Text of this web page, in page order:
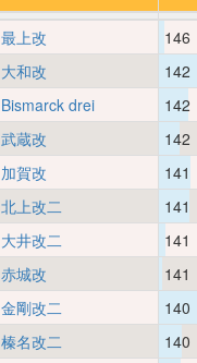
最上改
146
大和改
142
Bismarck drei
142
武蔵改
142
加賀改
141
北上改二
141
大井改二
141
赤城改
141
金剛改二
140
榛名改二
140